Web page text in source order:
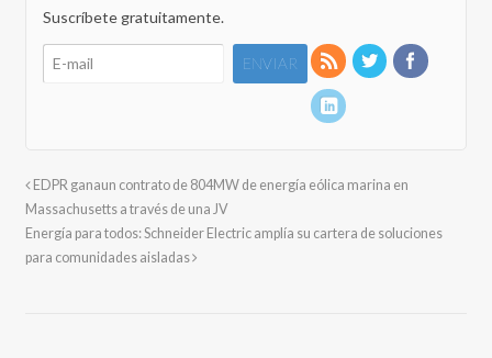
Suscríbete gratuitamente.
EDPR ganaun contrato de 804MW de energía eólica marina en
Massachusetts a través de una JV
Energía para todos: Schneider Electric amplía su cartera de soluciones
para comunidades aisladas